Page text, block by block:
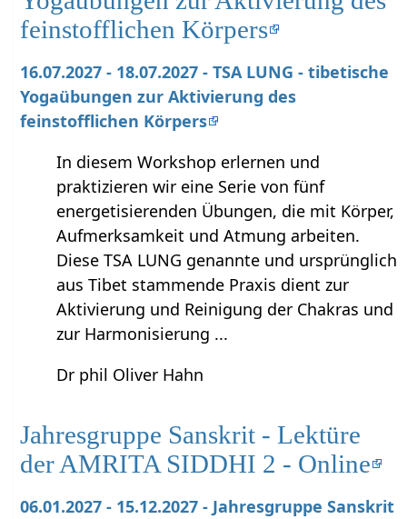
feinstofflichen Körpers
16.07.2027 - 18.07.2027 - TSA LUNG - tibetische
Yogaübungen zur Aktivierung des
feinstofflichen Körpers
In diesem Workshop erlernen und
praktizieren wir eine Serie von fünf
energetisierenden Übungen, die mit Körper,
Aufmerksamkeit und Atmung arbeiten.
Diese TSA LUNG genannte und ursprünglich
aus Tibet stammende Praxis dient zur
Aktivierung und Reinigung der Chakras und
zur Harmonisierung ...
Dr phil Oliver Hahn
Jahresgruppe Sanskrit - Lektüre
der AMRITA SIDDHI 2 - Online
06.01.2027 - 15.12.2027 - Jahresgruppe Sanskrit